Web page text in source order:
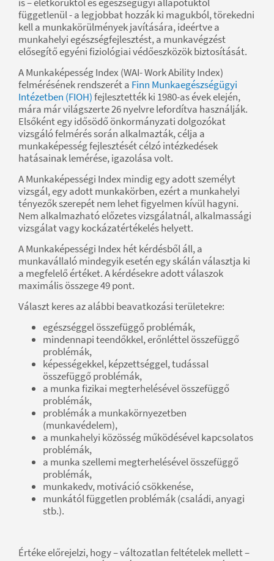
függetlenül - a legjobbat hozzák ki magukból, törekedni
kell a munkakörülmények javítására, ideértve a
munkahelyi egészségfejlesztést, a munkavégzést
elősegítő egyéni fiziológiai védőeszközök biztosítását.
A Munkaképesség Index (WAI- Work Ability Index)
felmérésének rendszerét a Finn Munkaegészségügyi
Intézetben (FIOH)fejlesztették ki 1980-as évek elején,
mára már világszerte 26 nyelvre lefordítva használják.
Elsőként egy idősödő önkormányzati dolgozókat
vizsgáló felmérés során alkalmazták, célja a
munkaképesség fejlesztését célzó intézkedések
hatásainak lemérése, igazolása volt.
A Munkaképességi Index mindig egy adott személyt
vizsgál, egy adott munkakörben, ezért a munkahelyi
tényezők szerepét nem lehet figyelmen kívül hagyni.
Nem alkalmazható előzetes vizsgálatnál, alkalmassági
vizsgálat vagy kockázatértékelés helyett.
A Munkaképességi Index hét kérdésből áll, a
munkavállaló mindegyik esetén egy skálán választja ki
a megfelelő értéket. A kérdésekre adott válaszok
maximális összege 49 pont.
Választ keres az alábbi beavatkozási területekre:
egészséggel összefüggő problémák,
mindennapi teendőkkel, erőnléttel összefüggő
problémák,
képességekkel, képzettséggel, tudással
összefüggő problémák,
a munka fizikai megterhelésével összefüggő
problémák,
problémák a munkakörnyezetben
(munkavédelem),
a munkahelyi közösség működésével kapcsolatos
problémák,
a munka szellemi megterhelésével összefüggő
problémák,
munkakedv, motiváció csökkenése,
munkától független problémák (családi, anyagi
stb.).
Értéke előrejelzi, hogy – változatlan feltételek mellett –